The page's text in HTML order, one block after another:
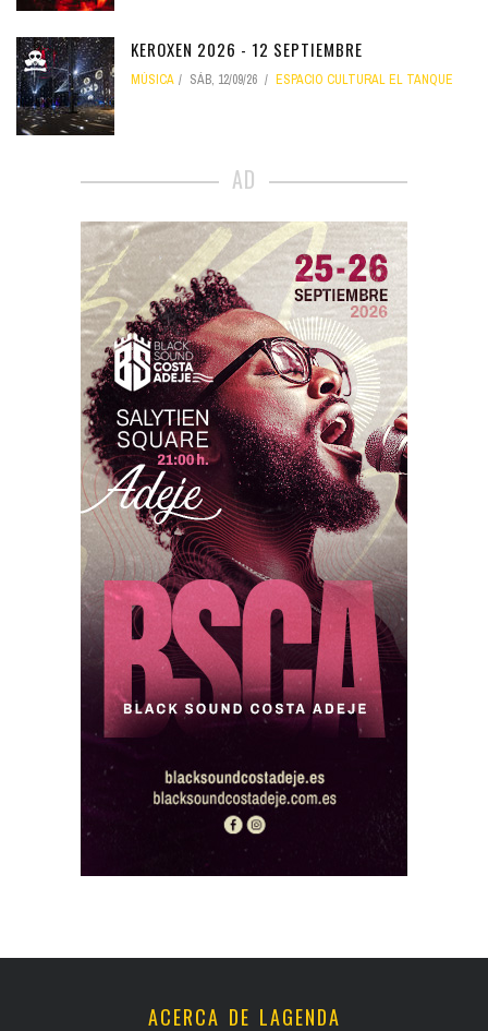
KEROXEN 2026 - 12 SEPTIEMBRE
MÚSICA SÁB, 12/09/26 ESPACIO CULTURAL EL TANQUE
AD
ACERCA DE LAGENDA